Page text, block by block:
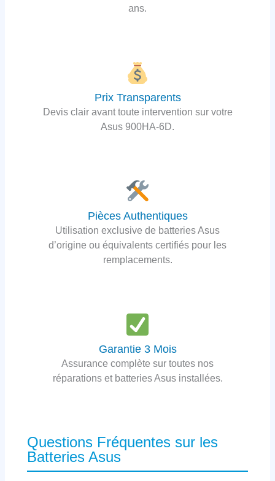
ans.
Prix Transparents
Devis clair avant toute intervention sur votre
Asus 900HA-6D.
Pièces Authentiques
Utilisation exclusive de batteries Asus
d’origine ou équivalents certifiés pour les
remplacements.
Garantie 3 Mois
Assurance complète sur toutes nos
réparations et batteries Asus installées.
Questions Fréquentes sur les
Batteries Asus